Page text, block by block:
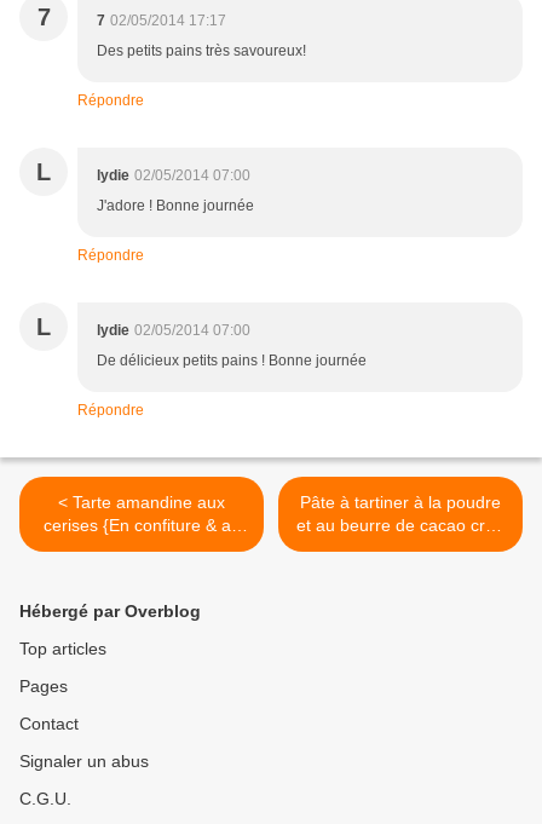
7 7 02/05/2014 17:17
Des petits pains très savoureux!
Répondre
L lydie 02/05/2014 07:00
J'adore ! Bonne journée
Répondre
L lydie 02/05/2014 07:00
De délicieux petits pains ! Bonne journée
Répondre
< Tarte amandine aux
cerises {En confiture & au
sirop}
Pâte à tartiner à la poudre
et au beurre de cacao cru {
Vegan } >
Hébergé par Overblog
Top articles
Pages
Contact
Signaler un abus
C.G.U.